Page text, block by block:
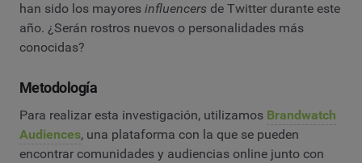
han sido los mayores influencers de Twitter durante este
año. ¿Serán rostros nuevos o personalidades más
conocidas?
Metodología
Para realizar esta investigación, utilizamos Brandwatch
Audiences, una plataforma con la que se pueden
encontrar comunidades y audiencias online junto con